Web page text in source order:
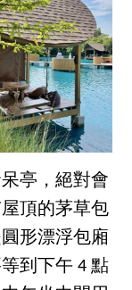
亭，絕對會
頂的茅草包
形漂浮包廂
到下午 4 點